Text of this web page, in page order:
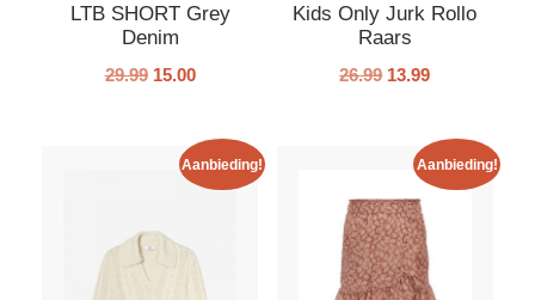
LTB SHORT Grey
Denim
29.99 15.00
Kids Only Jurk Rollo
Raars
26.99 13.99
Aanbieding! Aanbieding!